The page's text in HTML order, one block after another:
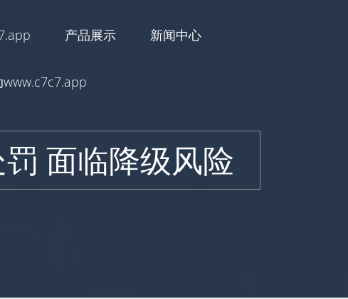
产品展示 新闻中心
www.c7c7.app
面临降级风险